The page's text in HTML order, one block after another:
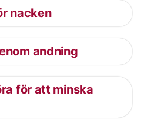
nacken
andning
för att minska